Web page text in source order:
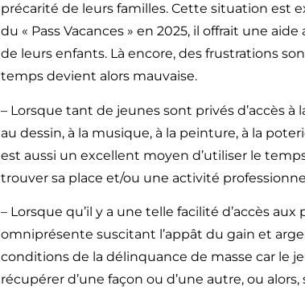
précarité de leurs familles. Cette situation est
du « Pass Vacances » en 2025, il offrait une
de leurs enfants. Là encore, des frustrations
temps devient alors mauvaise.
– Lorsque tant de jeunes sont privés d’accès à
au dessin, à la musique, à la peinture, à la
est aussi un excellent moyen d’utiliser le
trouver sa place et/ou une activité
– Lorsque qu’il y a une telle facilité d’accès
omniprésente suscitant l’appât du gain et
conditions de la délinquance de masse car le
récupérer d’une façon ou d’une autre, ou